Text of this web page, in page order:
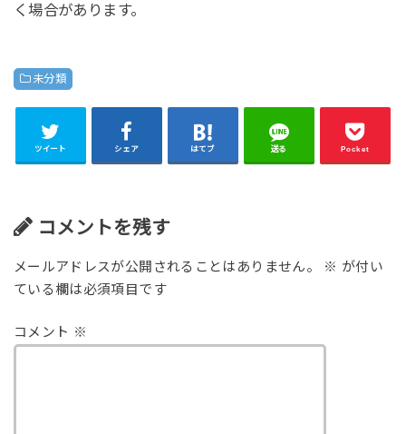
く場合があります。
未分類
ツイート シェア はてブ 送る Pocket
コメントを残す
メールアドレスが公開されることはありません。 ※ が付い
ている欄は必須項目です
コメント ※